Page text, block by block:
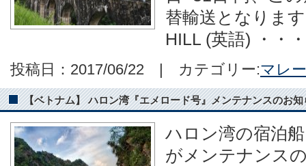
替輸送となりま
HILL (英語) ・・・
投稿日：2017/06/22 | カテゴリー:マレ
【ベトナム】 ハロン湾『エメロード号』メンテナンスのお
ハロン湾の宿泊
がメンテナンス